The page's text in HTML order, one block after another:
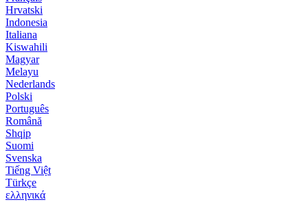
Hrvatski
Indonesia
Italiana
Kiswahili
Magyar
Melayu
Nederlands
Polski
Português
Română
Shqip
Suomi
Svenska
Tiếng Việt
Türkçe
ελληνικά